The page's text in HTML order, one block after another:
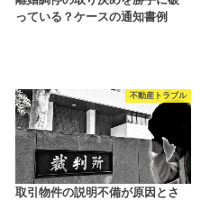
っている？ケースの通知書例
不動産トラブル
取引物件の説明不備が原因とさ